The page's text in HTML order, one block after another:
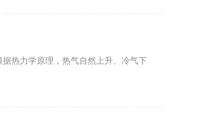
热力学原理，热气自然上升、冷气下